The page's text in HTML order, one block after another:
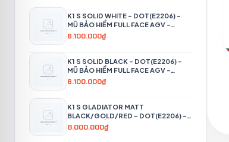
K1 S SOLID WHITE – DOT(E2206) –
MŨ BẢO HIỂM FULL FACE AGV -
PHƯỢT 4P
6.100.000₫
K1 S SOLID BLACK – DOT(E2206) –
MŨ BẢO HIỂM FULL FACE AGV -
PHƯỢT 4P
6.100.000₫
K1 S GLADIATOR MATT
BLACK/GOLD/RED – DOT(E2206) –
MŨ BẢO HIỂM FULL FACE AGV -
8.000.000₫